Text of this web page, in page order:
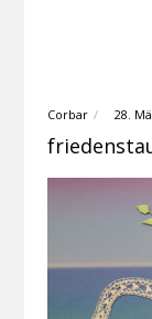
Corbar 28.